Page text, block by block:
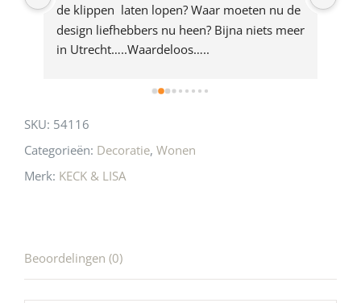
de klippen  laten lopen? Waar moeten nu de
design liefhebbers nu heen? Bijna niets meer
in Utrecht…..Waardeloos…..
SKU: 54116
Categorieën: Decoratie, Wonen
Merk: KECK & LISA
Beoordelingen (0)